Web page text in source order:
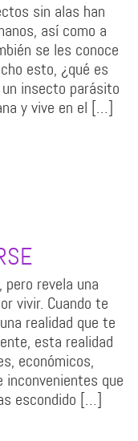
sin alas han
así como a
se les conoce
esto, ¿qué es
insecto parásito
y vive en el […]
revela una
vivir. Cuando te
realidad que te
esta realidad
económicos,
inconvenientes que
escondido […]